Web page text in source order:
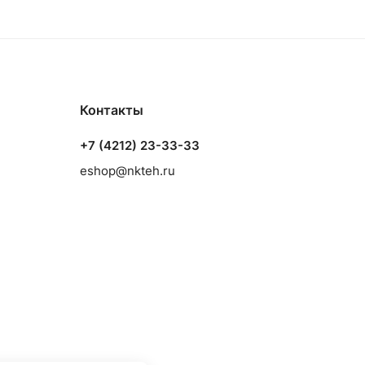
Контакты
+7 (4212) 23-33-33
eshop@nkteh.ru